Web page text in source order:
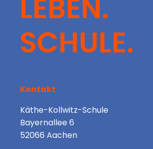
Kontakt
Käthe-Kollwitz-Schule
Bayernallee 6
52066 Aachen